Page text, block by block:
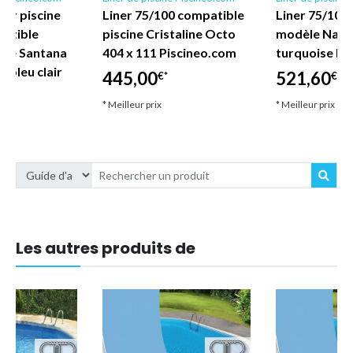
piscine
Santana
bleu clair
Liner 75/100 compatible
piscine Cristaline Octo
404 x 111 Piscineo.com
445,00€*
* Meilleur prix
Liner 75/100
modèle
turquoise
521,60€*
* Meilleur prix
Les autres produits de